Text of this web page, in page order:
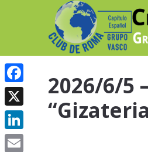
2026/6/5
Facebook
X
LinkedIn